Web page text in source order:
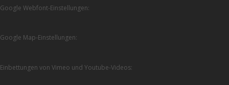
Google Webfont-Einstellungen:
Google Map-Einstellungen:
Einbettungen von Vimeo und Youtube-Videos: